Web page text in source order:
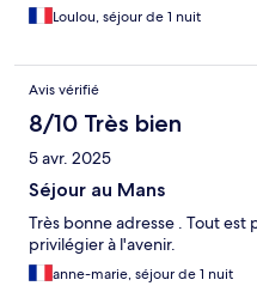
Loulou, séjour de 1 nuit
Avis vérifié
8/10 Très bien
5 avr. 2025
Séjour au Mans
Très bonne adresse . Tout est
privilégier à l'avenir.
anne-marie, séjour de 1 nuit